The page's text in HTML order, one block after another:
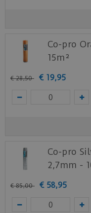
Co-pro
15m²
€ 28,50 € 19,95
Co-pro
2,7mm -
€ 85,00 € 58,95